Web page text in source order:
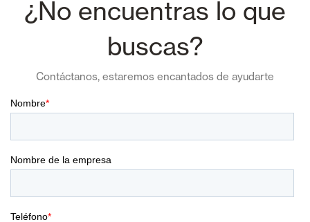
¿No encuentras lo que
buscas?
Contáctanos, estaremos encantados de ayudarte